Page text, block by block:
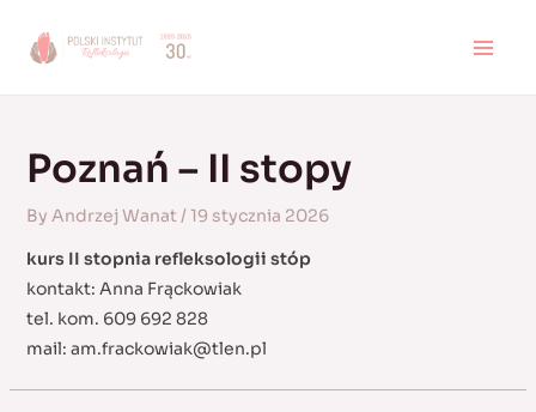
Poznań – II stopy
By Andrzej Wanat/19 stycznia 2026
kurs II stopnia refleksologii stóp
kontakt: Anna Frąckowiak
tel. kom. 609 692 828
mail: am.frackowiak@tlen.pl